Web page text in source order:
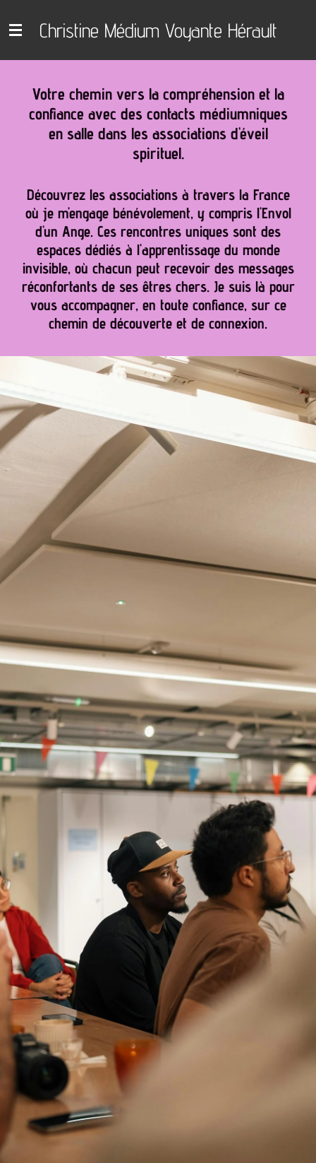
au
Christine Médium Voyante Hérault
Votre chemin vers la compréhension et la
confiance avec des contacts médiumniques
en salle dans les associations d'éveil
spirituel.
Découvrez les associations à travers la France
où je m'engage bénévolement, y compris l'Envol
d'un Ange. Ces rencontres uniques sont des
espaces dédiés à l'apprentissage du monde
invisible, où chacun peut recevoir des messages
réconfortants de ses êtres chers. Je suis là pour
vous accompagner, en toute confiance, sur ce
chemin de découverte et de connexion.